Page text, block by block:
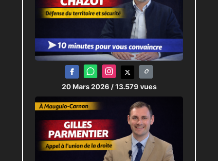
20 Mars 2026 / 13.579 vues